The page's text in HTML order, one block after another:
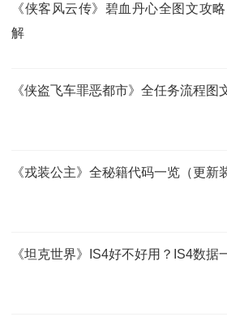
《侠客风云传》碧血丹心全图文攻
解
《侠盗飞车罪恶都市》全任务流程图
《戎装公主》全秘籍代码一览（更新
《坦克世界》IS4好不好用？IS4数据